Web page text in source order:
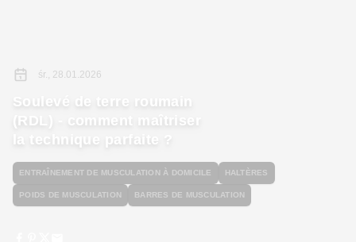
śr., 28.01.2026
Soulevé de terre roumain
(RDL) - comment maîtriser
la technique parfaite ?
ENTRAÎNEMENT DE MUSCULATION À DOMICILE HALTÈRES
POIDS DE MUSCULATION BARRES DE MUSCULATION